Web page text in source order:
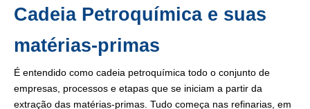
Cadeia Petroquímica e suas
matérias-primas
É entendido como cadeia petroquímica todo o conjunto de
empresas, processos e etapas que se iniciam a partir da
extração das matérias-primas. Tudo começa nas refinarias, em